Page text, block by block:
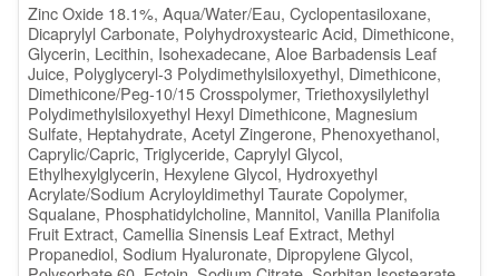
Zinc Oxide 18.1%, Aqua/Water/Eau, Cyclopentasiloxane,
Dicaprylyl Carbonate, Polyhydroxystearic Acid, Dimethicone,
Glycerin, Lecithin, Isohexadecane, Aloe Barbadensis Leaf
Juice, Polyglyceryl-3 Polydimethylsiloxyethyl, Dimethicone,
Dimethicone/Peg-10/15 Crosspolymer, Triethoxysilylethyl
Polydimethylsiloxyethyl Hexyl Dimethicone, Magnesium
Sulfate, Heptahydrate, Acetyl Zingerone, Phenoxyethanol,
Caprylic/Capric, Triglyceride, Caprylyl Glycol,
Ethylhexylglycerin, Hexylene Glycol, Hydroxyethyl
Acrylate/Sodium Acryloyldimethyl Taurate Copolymer,
Squalane, Phosphatidylcholine, Mannitol, Vanilla Planifolia
Fruit Extract, Camellia Sinensis Leaf Extract, Methyl
Propanediol, Sodium Hyaluronate, Dipropylene Glycol,